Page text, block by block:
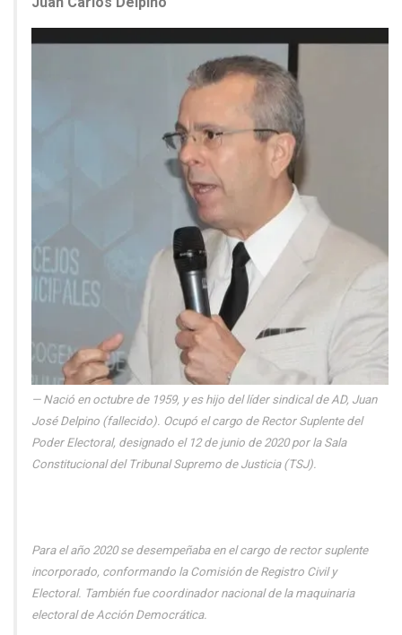
Nació en octubre de 1959, y es hijo del líder sindical de AD, Juan
José Delpino (fallecido). Ocupó el cargo de Rector Suplente del
Poder Electoral, designado el 12 de junio de 2020 por la Sala
Constitucional del Tribunal Supremo de Justicia (TSJ).
Para el año 2020 se desempeñaba en el cargo de rector suplente
incorporado, conformando la Comisión de Registro Civil y
Electoral. También fue coordinador nacional de la maquinaria
electoral de Acción Democrática.